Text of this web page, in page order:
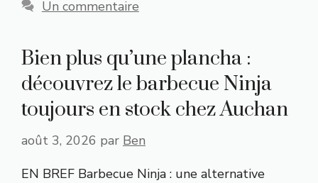
Un commentaire
Bien plus qu’une plancha :
découvrez le barbecue Ninja
toujours en stock chez Auchan
août 3, 2026 par Ben
EN BREF Barbecue Ninja : une alternative